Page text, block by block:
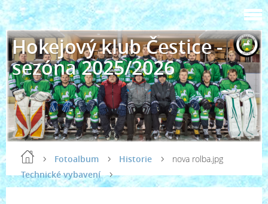
Hokejový klub Čestice -
sezóna 2025/2026
Fotoalbum
Historie
Technické vybavení
nova rolba.jpg